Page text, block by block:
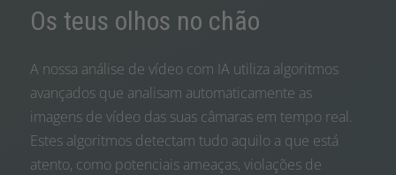
Os teus olhos no chão
A nossa análise de vídeo com IA utiliza algoritmos
avançados que analisam automaticamente as
imagens de vídeo das suas câmaras em tempo real.
Estes algoritmos detectam tudo aquilo a que está
atento, como potenciais ameaças, violações de